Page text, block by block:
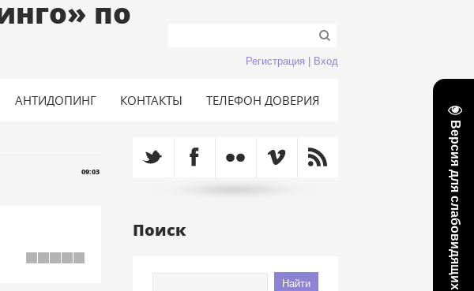
Версия для слабовидящих
по
Регистрация Вход
АНТИДОПИНГ КОНТАКТЫ ТЕЛЕФОН ДОВЕРИЯ
09:03
Поиск